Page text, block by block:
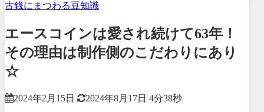
古銭にまつわる豆知識
エースコインは愛され続けて63年！
その理由は制作側のこだわりにあり
☆
2024年2月15日 2024年8月17日 4分38秒